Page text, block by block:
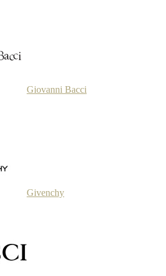
Giovanni Bacci
Givenchy